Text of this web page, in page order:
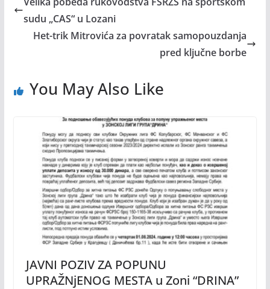
o
k
r
sudu „CAS“ u Lozani
Het-trik Mitrovića za povratak samopouzdanja
pred ključne borbe
You May Also Like
JAVNI POZIV ZA POPUNU
UPRAŽNjENOG MESTA u Zoni “DRINA”